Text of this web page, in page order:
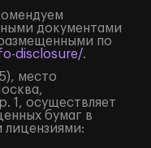
документами
по
disclosure/.
место
1, осуществляет
бумаг в